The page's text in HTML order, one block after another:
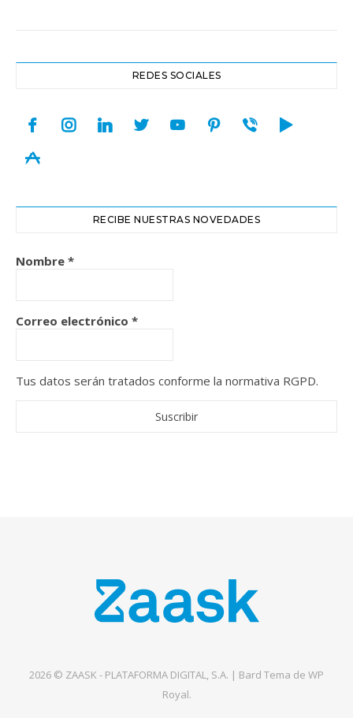
REDES SOCIALES
facebookinstagramlinkedintwitteryoutubepinterest
viber play
appstore
RECIBE NUESTRAS NOVEDADES
Nombre *
Correo electrónico *
Tus datos serán tratados conforme la normativa RGPD.
2026 © ZAASK - PLATAFORMA DIGITAL, S.A. | Bard Tema de WP
Royal.